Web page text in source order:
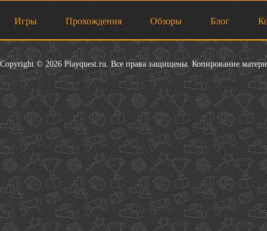
Игры Прохождения Обзоры Блог
Copyright © 2026 Playquest.ru. Все права защищены. Копирование